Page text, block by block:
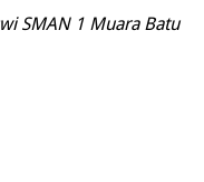
SMAN 1 Muara Batu